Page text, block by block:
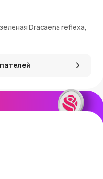
тепло и
размещать в
не ниже +18
водой.
экземпляров может
кашпо.
организм,
от изображения
Dracaena reflexa,